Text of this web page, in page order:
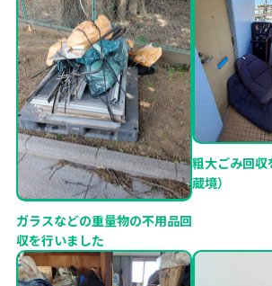
ガラスなどの重量物の不用品回
収を行いました
粗大ごみ回
蔵境）